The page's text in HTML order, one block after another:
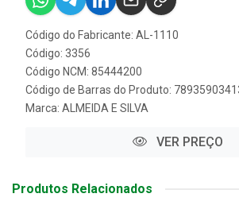
Código do Fabricante: AL-1110
Código: 3356
Código NCM: 85444200
Código de Barras do Produto:
Marca: ALMEIDA E SILVA
VER PREÇO
Produtos Relacionados